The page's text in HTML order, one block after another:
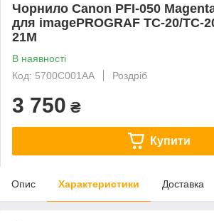
Чорнило Canon PFI-050
для imagePROGRAF TC-20/TC-
21M
В наявності
Код: 5700C001AA
Роздріб
3 750 ₴
Купити
Опис Характеристики Доставка